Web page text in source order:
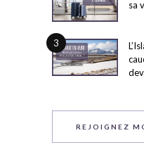
sa
3
REJOIGNEZ